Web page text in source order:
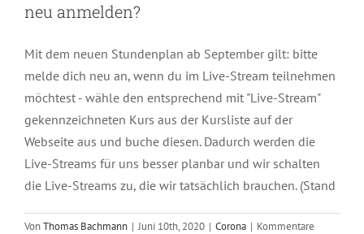
neu anmelden?
Mit dem neuen Stundenplan ab September gilt: bitte
melde dich neu an, wenn du im Live-Stream teilnehmen
möchtest - wähle den entsprechend mit "Live-Stream"
gekennzeichneten Kurs aus der Kursliste auf der
Webseite aus und buche diesen. Dadurch werden die
Live-Streams für uns besser planbar und wir schalten
die Live-Streams zu, die wir tatsächlich brauchen. (Stand
VonThomas Bachmann | Juni 10th, 2020 | Corona | Kommentare